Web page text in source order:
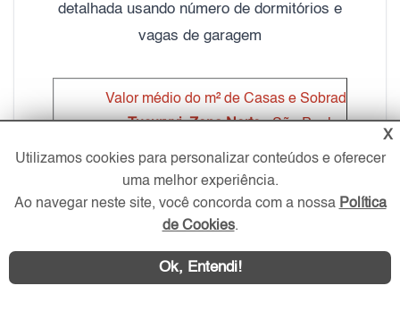
detalhada usando número de dormitórios e
vagas de garagem
Valor médio do m² de Casas e Sobrados
Tucuruvi,Zona Norte- São Paulo
Dormitórios Vagas de Garagem Valor médio m²
Kitnet e 1 SEM VAGA R$ 4.587,98
2 e 3 2 R$ 4.818,06
X
Utilizamos cookies para personalizar conteúdos e oferecer
uma melhor experiência.
Ao navegar neste site, você concorda com a nossa Política
de Cookies.
Ok, Entendi!